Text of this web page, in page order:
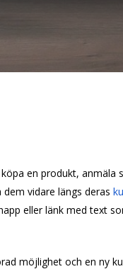
en produkt, anmäla
vidare längs deras
eller länk med text
möjlighet och en ny